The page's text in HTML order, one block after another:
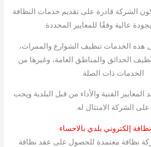
الشركة قادرة على تقديم خدمات النظافة
عالية وفقًا للمعايير المحددة.
هذه الخدمات تنظيف الشوارع والممرات،
الحدائق والمناطق العامة، وغيرها من
الخدمات ذات الصلة.
الفنية والأداء من قبل البلدية ويجب
على الشركة الامتثال له.
إلكتروني بلدي بالاحساء
نظافة معتمدة للحصول على عقد نظافة